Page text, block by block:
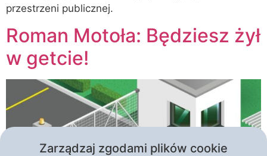
przestrzeni publicznej.
Roman Motoła: Będziesz żył
w getcie!
Zarządzaj zgodami plików cookie